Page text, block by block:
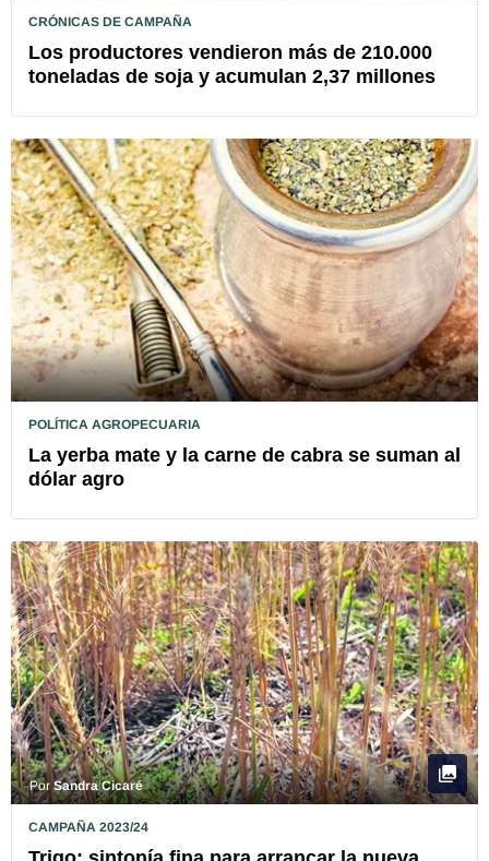
CRÓNICAS DE CAMPAÑA
Los productores vendieron más de 210.000
toneladas de soja y acumulan 2,37 millones
POLÍTICA AGROPECUARIA
La yerba mate y la carne de cabra se suman al
dólar agro
PorSandra Cicaré
CAMPAÑA 2023/24